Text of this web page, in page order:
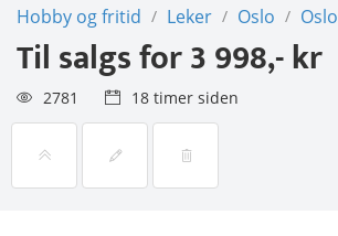
Hobby og fritid / Leker / Oslo / Oslo
Til salgs for3 998,- kr
2781 18 timer siden